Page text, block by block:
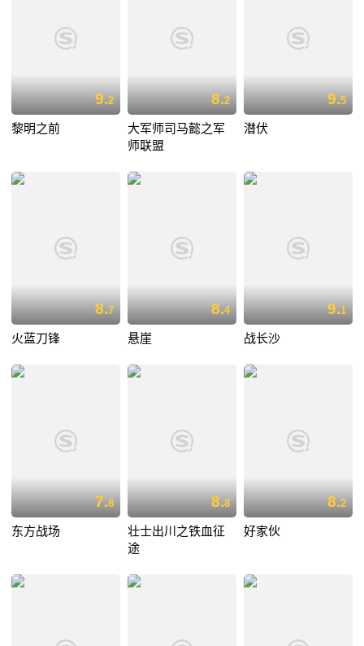
9.2
黎明之前
8.2
大军师司马懿之军
师联盟
9.5
潜伏
8.7
火蓝刀锋
8.4
悬崖
9.1
战长沙
7.8
东方战场
8.8
壮士出川之铁血征
途
8.2
好家伙